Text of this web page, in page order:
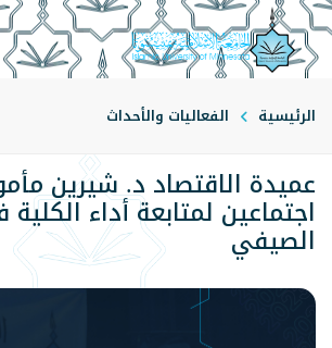
الرئيسية الفعاليات والأحداث
عميدة الاقتصاد د. شيرين
اجتماعين لمتابعة أداء
الصيفي